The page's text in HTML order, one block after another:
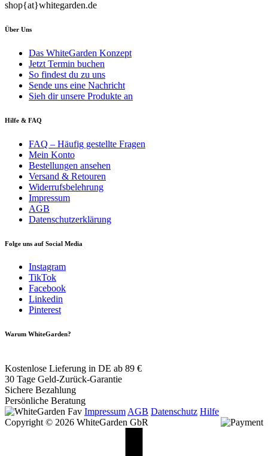
shop{at}whitegarden.de
Über Uns
Das WhiteGarden Konzept
Jetzt Termin buchen
So findest du zu uns
Sende uns eine Nachricht
Sieh dir unsere Produkte an
Hilfe & FAQ
FAQ – Häufig gestellte Fragen
Mein Konto
Bestellungen ansehen
Versand & Retouren
Widerrufsbelehrung
Impressum
AGB
Datenschutzerklärung
Folge uns auf Social Media
Instagram
TikTok
Facebook
Linkedin
Pinterest
Warum WhiteGarden?
Kostenlose Lieferung in DE ab 89 €
30 Tage Geld-Zurück-Garantie
Sichere Bezahlung
Persönliche Beratung
ImpressumAGB Datenschutz Hilfe
Copyright © 2026 WhiteGarden GbR